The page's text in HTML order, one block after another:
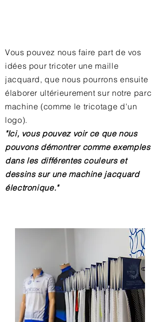
Vous pouvez nous faire part de vos
idées pour tricoter une maille
jacquard, que nous pourrons ensuite
élaborer ultérieurement sur notre parc
machine (comme le tricotage d'un
logo).
"Ici, vous pouvez voir ce que nous
pouvons démontrer comme exemples
dans les différentes couleurs et
dessins sur une machine jacquard
électronique."